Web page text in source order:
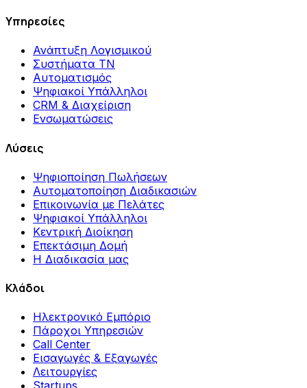
Υπηρεσίες
Ανάπτυξη Λογισμικού
Συστήματα ΤΝ
Αυτοματισμός
Ψηφιακοί Υπάλληλοι
CRM & Διαχείριση
Ενσωματώσεις
Λύσεις
Ψηφιοποίηση Πωλήσεων
Αυτοματοποίηση Διαδικασιών
Επικοινωνία με Πελάτες
Ψηφιακοί Υπάλληλοι
Κεντρική Διοίκηση
Επεκτάσιμη Δομή
Η Διαδικασία μας
Κλάδοι
Ηλεκτρονικό Εμπόριο
Πάροχοι Υπηρεσιών
Call Center
Εισαγωγές & Εξαγωγές
Λειτουργίες